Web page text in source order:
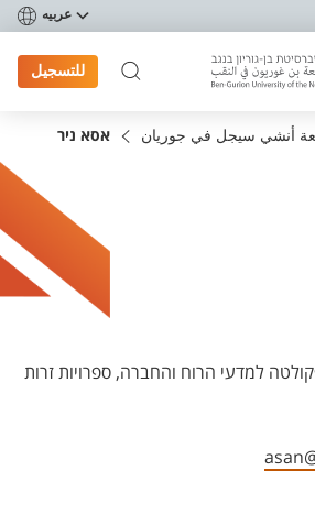
عربيه
للتسجيل
أنشي سيجل في جوريان אסא ניר
למדעי הרוח והחברה, ספרויות זרות